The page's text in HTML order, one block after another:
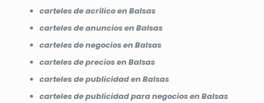
carteles de acrílico en Balsas
carteles de anuncios en Balsas
carteles de negocios en Balsas
carteles de precios en Balsas
carteles de publicidad en Balsas
carteles de publicidad para negocios en Balsas